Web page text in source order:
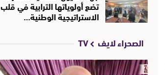
تضع أولوياتها الترابية في قلب
الاستراتيجية الوطنية…
الصحراء لايف TV